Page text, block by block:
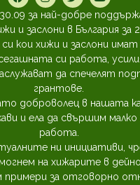
30.09 за най-добре
и заслони в България за
кои хижи и заслони
си работа,
да спечелят
грантове.
доброволец в нашата
и ела да свършим малко
работа.
ни инициативи,
на хижарите в
примери за отговорно